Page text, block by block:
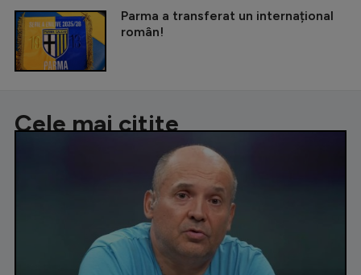
Parma a transferat un internațional
român!
Cele mai citite